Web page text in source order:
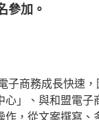
參加。
子商務成長快速
心」、與和盟電
作，從文案撰寫